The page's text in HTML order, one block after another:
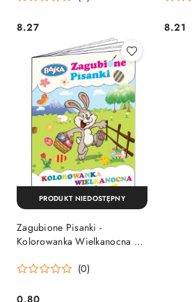
Cena:
8.27 Cena:
8.21
Zagubione Pisanki -
Kolorowanka Wielkanocna z
(0)
0.80
PRODUKT NIEDOSTĘPNY